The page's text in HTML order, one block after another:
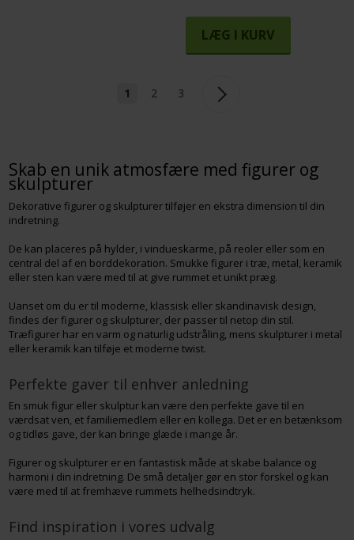
LÆG I KURV
1 2 3
Skab en unik atmosfære med figurer og
skulpturer
Dekorative figurer og skulpturer tilføjer en ekstra dimension til din
indretning.
De kan placeres på hylder, i vindueskarme, på reoler eller som en
central del af en borddekoration. Smukke figurer i træ, metal, keramik
eller sten kan være med til at give rummet et unikt præg.
Uanset om du er til moderne, klassisk eller skandinavisk design,
findes der figurer og skulpturer, der passer til netop din stil.
Træfigurer har en varm og naturlig udstråling, mens skulpturer i metal
eller keramik kan tilføje et moderne twist.
Perfekte gaver til enhver anledning
En smuk figur eller skulptur kan være den perfekte gave til en
værdsat ven, et familiemedlem eller en kollega. Det er en betænksom
og tidløs gave, der kan bringe glæde i mange år.
Figurer og skulpturer er en fantastisk måde at skabe balance og
harmoni i din indretning. De små detaljer gør en stor forskel og kan
være med til at fremhæve rummets helhedsindtryk.
Find inspiration i vores udvalg